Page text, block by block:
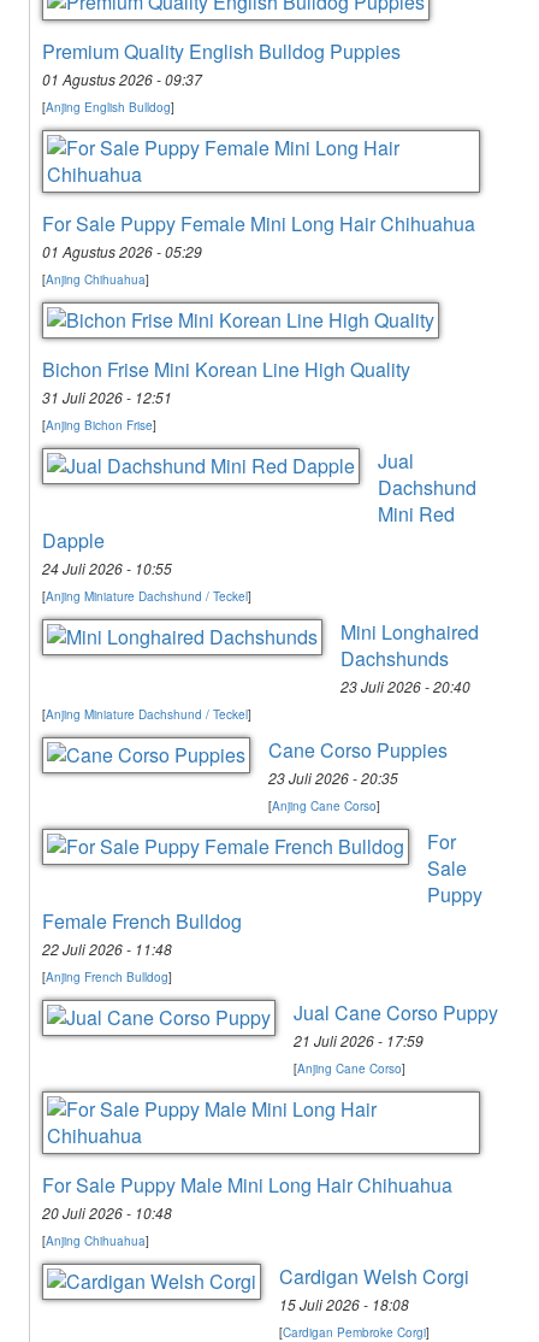
Premium Quality English Bulldog Puppies
01 Agustus 2026 - 09:37
[Anjing English Bulldog]
For Sale Puppy Female Mini Long Hair Chihuahua
01 Agustus 2026 - 05:29
[Anjing Chihuahua]
Bichon Frise Mini Korean Line High Quality
31 Juli 2026 - 12:51
[Anjing Bichon Frise]
Jual
Dachshund
Mini Red
Dapple
24 Juli 2026 - 10:55
[Anjing Miniature Dachshund / Teckel]
Mini Longhaired
Dachshunds
23 Juli 2026 - 20:40
[Anjing Miniature Dachshund / Teckel]
Cane Corso Puppies
23 Juli 2026 - 20:35
[Anjing Cane Corso]
For
Sale
Puppy
Female French Bulldog
22 Juli 2026 - 11:48
[Anjing French Bulldog]
Jual Cane Corso Puppy
21 Juli 2026 - 17:59
[Anjing Cane Corso]
For Sale Puppy Male Mini Long Hair Chihuahua
20 Juli 2026 - 10:48
[Anjing Chihuahua]
Cardigan Welsh Corgi
15 Juli 2026 - 18:08
[Cardigan Pembroke Corgi]